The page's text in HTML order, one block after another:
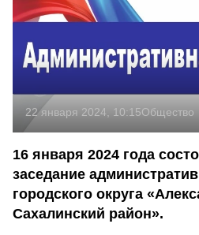
22 января 2024, 10:15Общество
16 января 2024 года
заседание
городского округа
Сахалинский район».